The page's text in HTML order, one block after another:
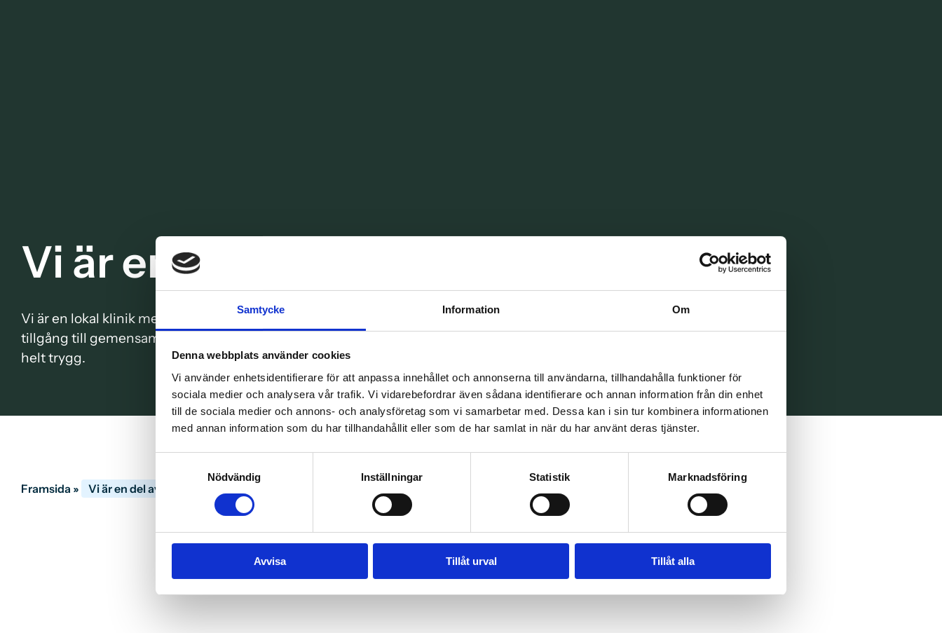
Samtycke Information Om
Denna webbplats använder cookies
Vi använder enhetsidentifierare för att anpassa innehållet och annonserna till användarna, tillhandahålla funktioner för
sociala medier och analysera vår trafik. Vi vidarebefordrar även sådana identifierare och annan information från din enhet
till de sociala medier och annons- och analysföretag som vi samarbetar med. Dessa kan i sin tur kombinera informationen
med annan information som du har tillhandahållit eller som de har samlat in när du har använt deras tjänster.
Nödvändig
Inställningar Statistik Marknadsföring
Avvisa Tillåt urval Tillåt alla
Vi är en del av Dentalum
Vi är en lokal klinik med engagemang för dig som patient. Genom Dentalum får vi samtidigt
tillgång till gemensam kunskap, specialiststöd och kvalitetssäkrad vård – för att du ska känna dig
helt trygg.
Framsida » Vi är en del av Dentalum